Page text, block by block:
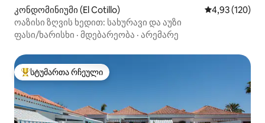
კონდომინიუმი (El Cotillo) საშუალო
4,93 (120)
ოაზისი ზღვის ხედით: სახურავი და აუზი
ფასი/ხარისხი · მდებარეობა · არემარე
სტუმართა რჩეული მოწინავე ვარიანტი
სტუმართა რჩეული